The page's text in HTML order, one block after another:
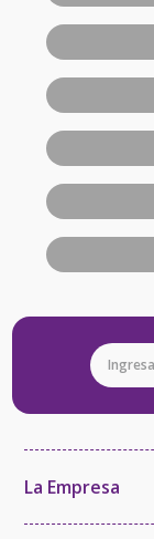
La Empresa